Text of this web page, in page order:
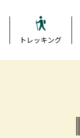
トレッキング